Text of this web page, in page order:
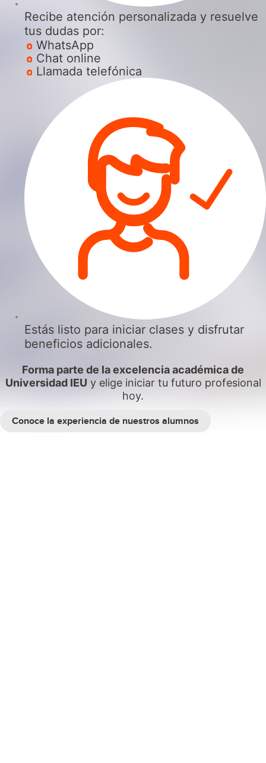
Recibe atención personalizada y resuelve
tus dudas por:
WhatsApp
Chat online
Llamada telefónica
Estás listo para iniciar clases y disfrutar
beneficios adicionales.
Forma parte de la excelencia académica de
Universidad IEU y elige iniciar tu futuro profesional
hoy.
Conoce la experiencia de nuestros alumnos